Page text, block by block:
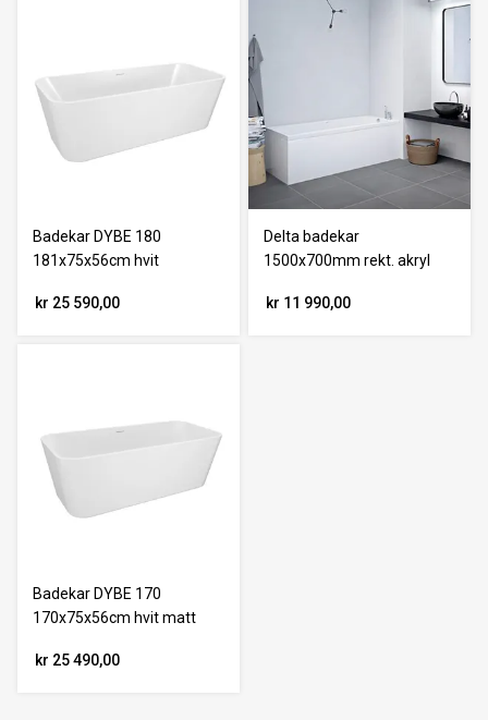
Badekar DYBE 180
181x75x56cm hvit
kr 25 590,00
Delta badekar
1500x700mm rekt. akryl
kr 11 990,00
Badekar DYBE 170
170x75x56cm hvit matt
kr 25 490,00